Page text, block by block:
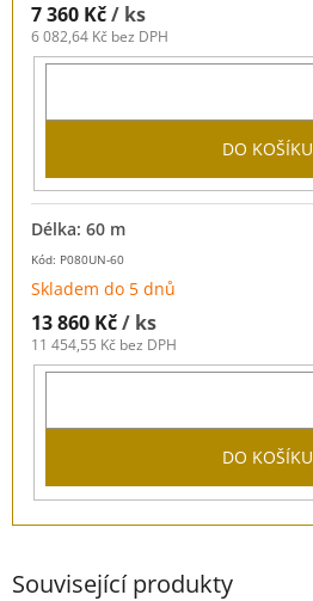
7 360 Kč/ ks
6 082,64 Kč bez DPH
DO KOŠÍKU
Kód: P080UN-60
Délka: 60 m
Skladem do 5 dnů
13 860 Kč/ ks
11 454,55 Kč bez DPH
DO KOŠÍKU
Související produkty